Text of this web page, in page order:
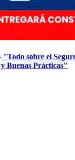
sobre el
Buenas Prácticas"